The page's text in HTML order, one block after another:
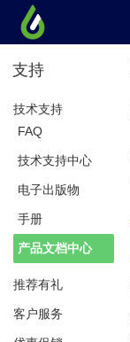
支持
技术支持
FAQ
技术支持中心
电子出版物
手册
产品文档中心
推荐有礼
客户服务